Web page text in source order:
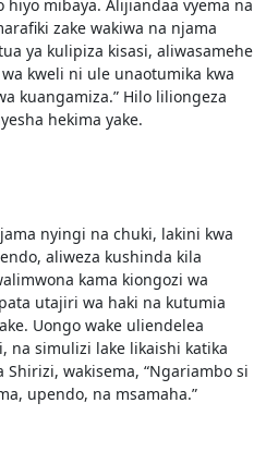
mibaya. Alijiandaa vyema na
zake wakiwa na njama
ya kulipiza kisasi, aliwasamehe
kweli ni ule unaotumika kwa
kuangamiza.” Hilo liliongeza
hekima yake.
nyingi na chuki, lakini kwa
aliweza kushinda kila
kama kiongozi wa
utajiri wa haki na kutumia
Uongo wake uliendelea
na simulizi lake likaishi katika
wakisema, “Ngariambo si
upendo, na msamaha.”